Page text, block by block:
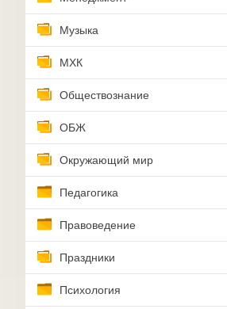
Музыка
МХК
Обществознание
ОБЖ
Окружающий мир
Педагогика
Правоведение
Праздники
Психология